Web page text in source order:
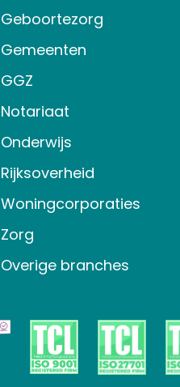
Geboortezorg
Gemeenten
GGZ
Notariaat
Onderwijs
Rijksoverheid
Woningcorporaties
Zorg
Overige branches